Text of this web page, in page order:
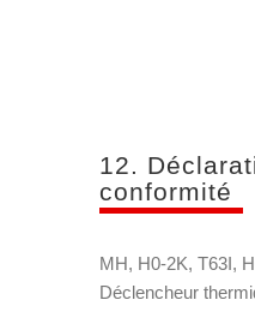
12.
conformité
MH, H0-2K, T63I,
Déclencheur